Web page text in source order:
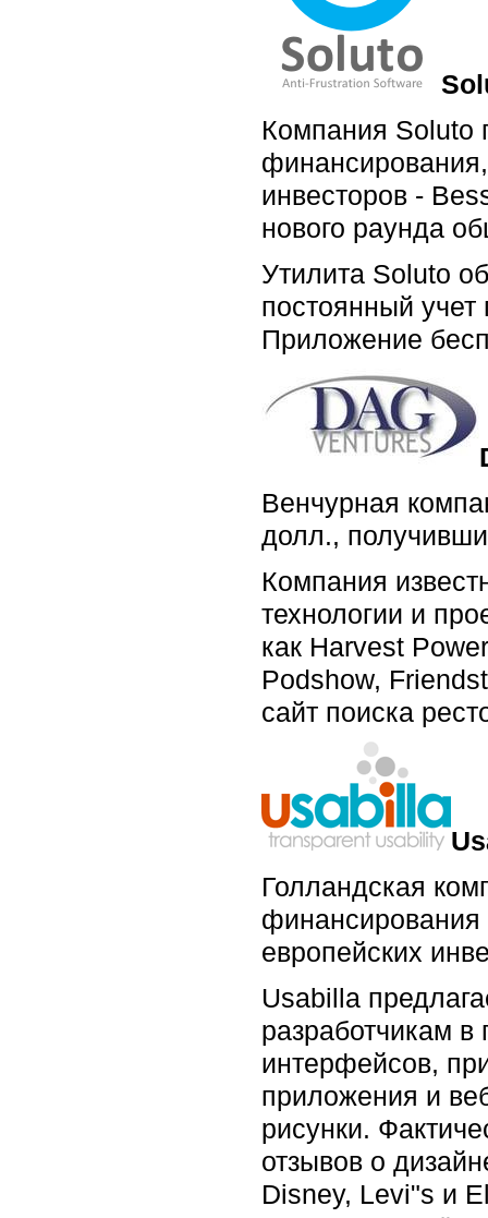
Компания Soluto
инвесторов -
нового раунда
Утилита Soluto
постоянный
Приложение
Венчурная
долл.,
Компания
технологии и
как Harvest
Podshow,
сайт поиска
Голландская
финансирования
европейских
Usabilla
разработчикам в
интерфейсов,
приложения и
рисунки.
отзывов о
Disney, Levi"s и